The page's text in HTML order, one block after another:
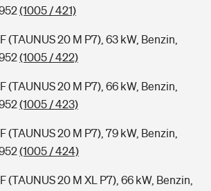
(1005 / 421)
(TAUNUS 20 M P7), 63 kW, Benzin,
(1005 / 422)
(TAUNUS 20 M P7), 66 kW, Benzin,
(1005 / 423)
(TAUNUS 20 M P7), 79 kW, Benzin,
(1005 / 424)
(TAUNUS 20 M XL P7), 66 kW, Benzin,